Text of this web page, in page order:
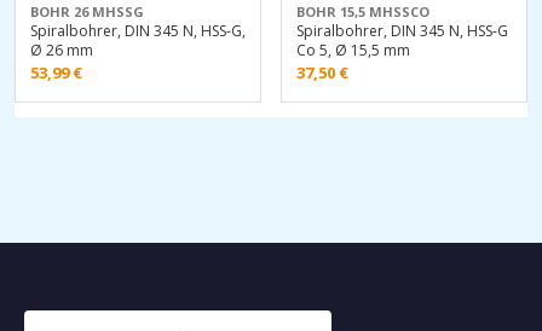
BOHR 26 MHSSG
Spiralbohrer, DIN 345 N, HSS-G,
Ø 26 mm
53,99€
BOHR 15,5 MHSSCO
Spiralbohrer, DIN 345 N, HSS-G
Co 5, Ø 15,5 mm
37,50 €